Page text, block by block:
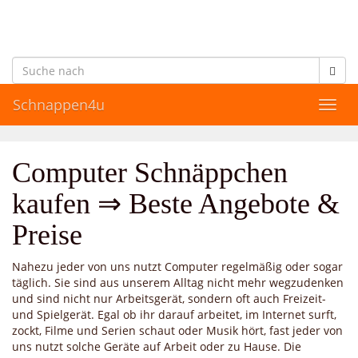
content
Schnappen4u
Computer Schnäppchen
kaufen ⇒ Beste Angebote &
Preise
Nahezu jeder von uns nutzt Computer regelmäßig oder sogar
täglich. Sie sind aus unserem Alltag nicht mehr wegzudenken
und sind nicht nur Arbeitsgerät, sondern oft auch Freizeit-
und Spielgerät. Egal ob ihr darauf arbeitet, im Internet surft,
zockt, Filme und Serien schaut oder Musik hört, fast jeder von
uns nutzt solche Geräte auf Arbeit oder zu Hause. Die